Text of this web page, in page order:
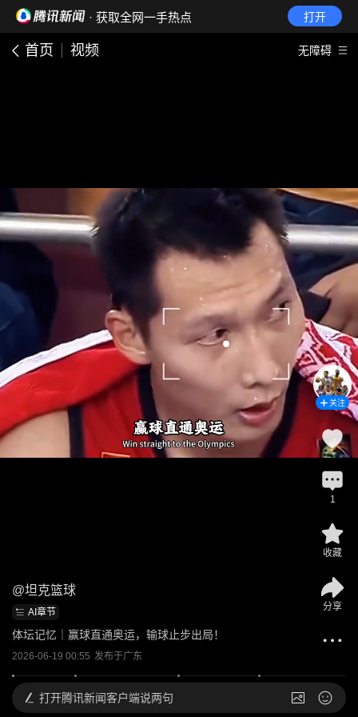
· 获取全网一手热点 打开
首页 视频 无障碍
@坦克篮球
AI章节
体坛记忆｜赢球直通奥运，输球止步出局！
2026-06-19 00:55 发布于广东
关注
1
收藏
分享
打开腾讯新闻客户端说两句